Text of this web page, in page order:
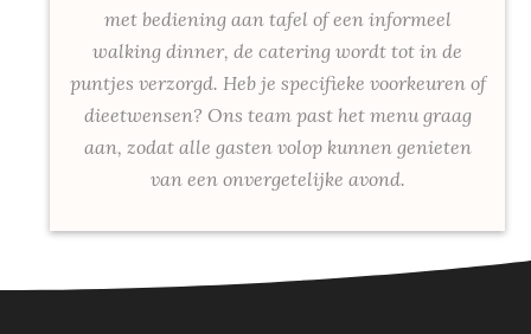
met bediening aan tafel of een informeel
walking dinner, de catering wordt tot in de
puntjes verzorgd. Heb je specifieke voorkeuren of
dieetwensen? Ons team past het menu graag
aan, zodat alle gasten volop kunnen genieten
van een onvergetelijke avond.